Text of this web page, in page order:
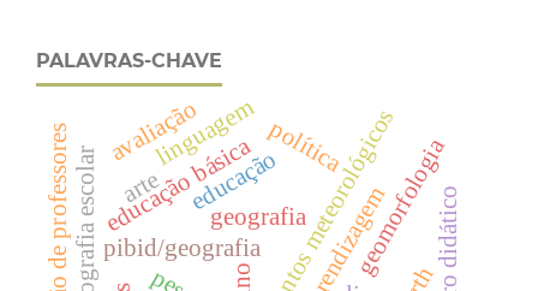
PALAVRAS-CHAVE
pibid/geografia
educação básicageografia
cartografia escolar geomorfologia
educaçãopolítica
linguagem
livro didático
avaliação
arte